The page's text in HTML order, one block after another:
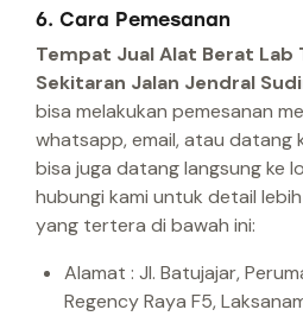
6. Cara Pemesanan
Tempat Jual Alat Berat Lab
Sekitaran Jalan Jendral
bisa melakukan pemesanan
whatsapp, email, atau datang
bisa juga datang langsung ke
hubungi kami untuk detail
yang tertera di bawah ini:
Alamat : Jl. Batujajar,
Regency Raya F5,